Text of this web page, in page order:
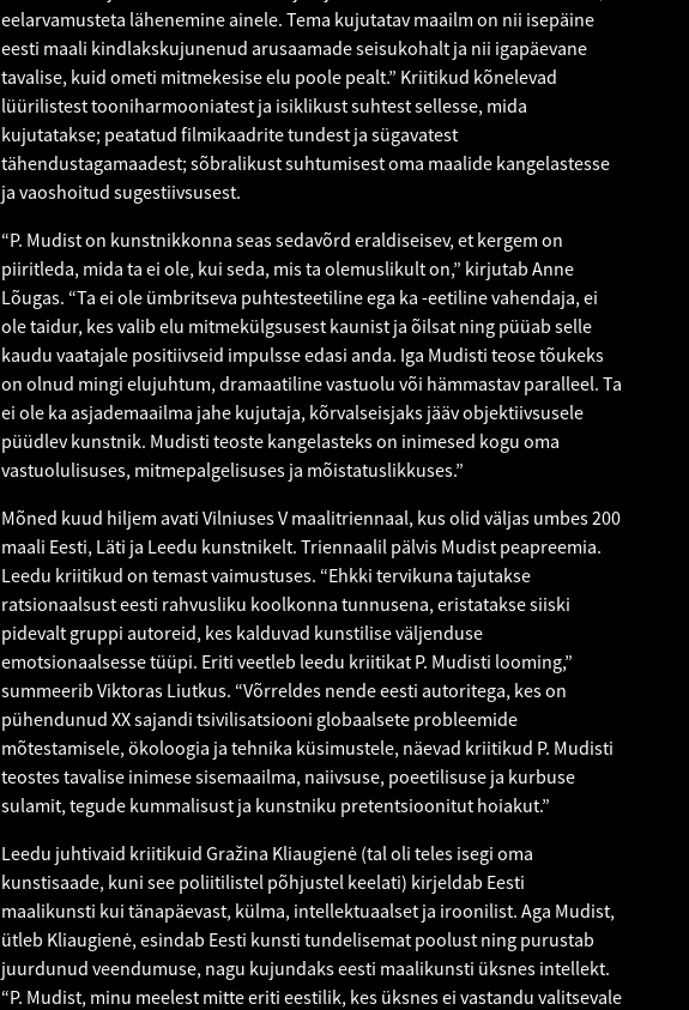
eelarvamusteta lähenemine ainele. Tema kujutatav maailm on nii isepäine
eesti maali kindlakskujunenud arusaamade seisukohalt ja nii igapäevane
tavalise, kuid ometi mitmekesise elu poole pealt.” Kriitikud kõnelevad
lüürilistest tooniharmooniatest ja isiklikust suhtest sellesse, mida
kujutatakse; peatatud filmikaadrite tundest ja sügavatest
tähendustagamaadest; sõbralikust suhtumisest oma maalide kangelastesse
ja vaoshoitud sugestiivsusest.
“P. Mudist on kunstnikkonna seas sedavõrd eraldiseisev, et kergem on
piiritleda, mida ta ei ole, kui seda, mis ta olemuslikult on,” kirjutab Anne
Lõugas. “Ta ei ole ümbritseva puhtesteetiline ega ka -eetiline vahendaja, ei
ole taidur, kes valib elu mitmekülgsusest kaunist ja õilsat ning püüab selle
kaudu vaatajale positiivseid impulsse edasi anda. Iga Mudisti teose tõukeks
on olnud mingi elujuhtum, dramaatiline vastuolu või hämmastav paralleel. Ta
ei ole ka asjademaailma jahe kujutaja, kõrvalseisjaks jääv objektiivsusele
püüdlev kunstnik. Mudisti teoste kangelasteks on inimesed kogu oma
vastuolulisuses, mitmepalgelisuses ja mõistatuslikkuses.”
Mõned kuud hiljem avati Vilniuses V maalitriennaal, kus olid väljas umbes 200
maali Eesti, Läti ja Leedu kunstnikelt. Triennaalil pälvis Mudist peapreemia.
Leedu kriitikud on temast vaimustuses. “Ehkki tervikuna tajutakse
ratsionaalsust eesti rahvusliku koolkonna tunnusena, eristatakse siiski
pidevalt gruppi autoreid, kes kalduvad kunstilise väljenduse
emotsionaalsesse tüüpi. Eriti veetleb leedu kriitikat P. Mudisti looming,”
summeerib Viktoras Liutkus. “Võrreldes nende eesti autoritega, kes on
pühendunud XX sajandi tsivilisatsiooni globaalsete probleemide
mõtestamisele, ökoloogia ja tehnika küsimustele, näevad kriitikud P. Mudisti
teostes tavalise inimese sisemaailma, naiivsuse, poeetilisuse ja kurbuse
sulamit, tegude kummalisust ja kunstniku pretentsioonitut hoiakut.”
Leedu juhtivaid kriitikuid Gražina Kliaugienė (tal oli teles isegi oma
kunstisaade, kuni see poliitilistel põhjustel keelati) kirjeldab Eesti
maalikunsti kui tänapäevast, külma, intellektuaalset ja iroonilist. Aga Mudist,
ütleb Kliaugienė, esindab Eesti kunsti tundelisemat poolust ning purustab
juurdunud veendumuse, nagu kujundaks eesti maalikunsti üksnes intellekt.
“P. Mudist, minu meelest mitte eriti eestilik, kes üksnes ei vastandu valitsevale